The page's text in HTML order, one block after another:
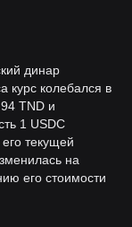
динар
курс колебался в
TND и
1 USDC
на
его стоимости